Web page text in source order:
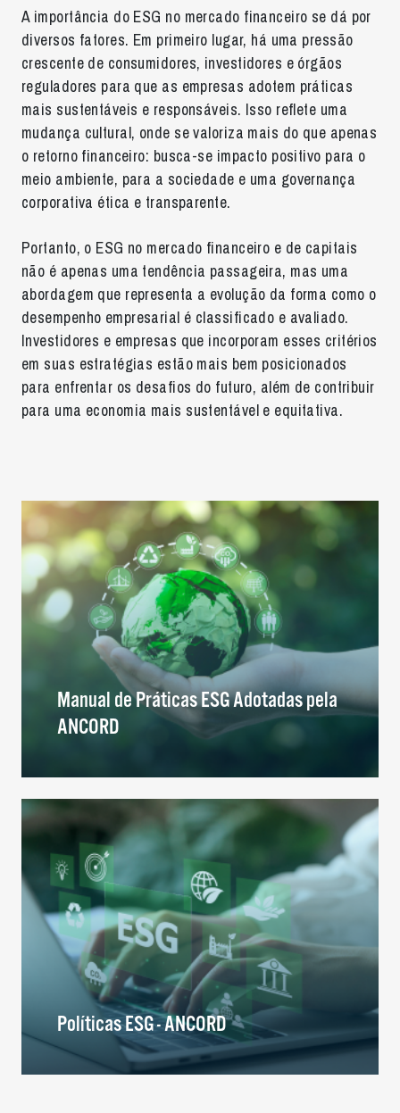
A importância do ESG no mercado financeiro se dá por
diversos fatores. Em primeiro lugar, há uma pressão
crescente de consumidores, investidores e órgãos
reguladores para que as empresas adotem práticas
mais sustentáveis e responsáveis. Isso reflete uma
mudança cultural, onde se valoriza mais do que apenas
o retorno financeiro: busca-se impacto positivo para o
meio ambiente, para a sociedade e uma governança
corporativa ética e transparente.
Portanto, o ESG no mercado financeiro e de capitais
não é apenas uma tendência passageira, mas uma
abordagem que representa a evolução da forma como o
desempenho empresarial é classificado e avaliado.
Investidores e empresas que incorporam esses critérios
em suas estratégias estão mais bem posicionados
para enfrentar os desafios do futuro, além de contribuir
para uma economia mais sustentável e equitativa.
Manual de Práticas ESG Adotadas pela
ANCORD
Políticas ESG - ANCORD